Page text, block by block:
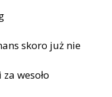
skoro już nie
wesoło